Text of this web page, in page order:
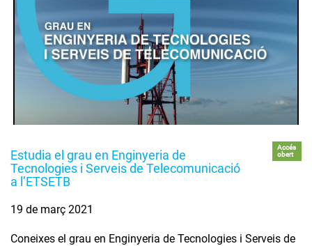
Estudia el grau en Enginyeria de
Tecnologies i Serveis de Telecomunicació
a l’ETSETB
Accés
obert
19 de març 2021
Coneixes el grau en Enginyeria de Tecnologies i Serveis de